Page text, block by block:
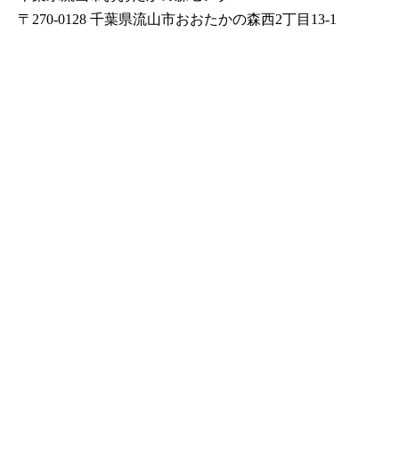
〒270-0128 千葉県流山市おおたかの森西2丁目13-1